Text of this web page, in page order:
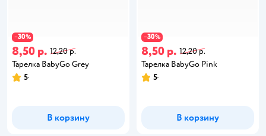
−30%
8,50 р. 12,20 р.
Тарелка BabyGo Grey
5
В корзину
−30%
8,50 р. 12,20 р.
Тарелка BabyGo Pink
5
В корзину